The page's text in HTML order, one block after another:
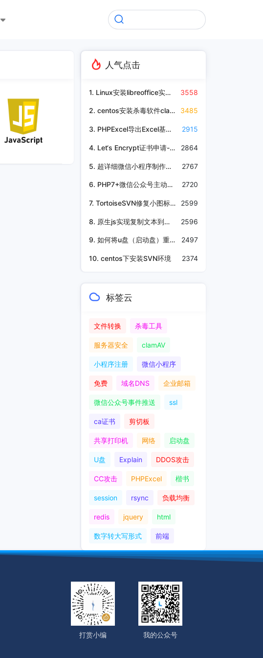
人气点击
1. Linux安装libreoffice实现Excel转换成pdf 3558
2. centos安装杀毒软件clamAV 3485
3. PHPExcel导出Excel基本操作，实现设置字体、合并单元格、加粗等功能 2915
4. Let‘s Encrypt证书申请-CAA解析 2864
5. 超详细微信小程序制作教程，含图文 2767
6. PHP7+微信公众号主动通知事件mcrypt_module_open函数无法使用 2720
7. TortoiseSVN修复小图标不显示的问题 2599
8. 原生js实现复制文本到粘贴板 2596
9. 如何将u盘（启动盘）重新格式化为NTFS格式 2497
10. centos下安装SVN环境 2374
标签云
文件转换 杀毒工具
服务器安全 clamAV
小程序注册 微信小程序
免费 域名DNS 企业邮箱
微信公众号事件推送 ssl
ca证书 剪切板
共享打印机 网络 启动盘
U盘 Explain DDOS攻击
CC攻击 PHPExcel 楷书
session rsync 负载均衡
redis jquery html
数字转大写形式 前端
打赏小编 我的公众号